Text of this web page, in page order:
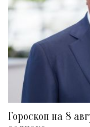
Гороскоп на 8